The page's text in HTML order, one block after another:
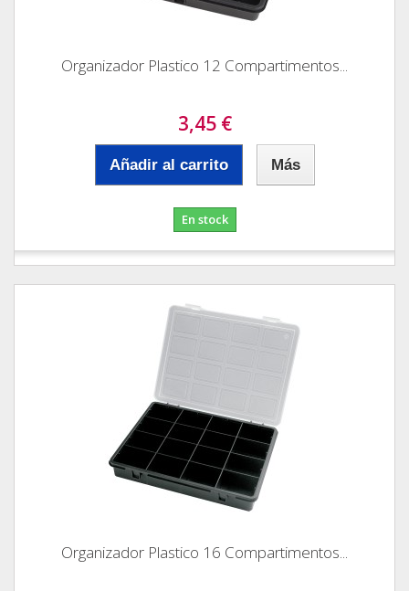
Organizador Plastico 12 Compartimentos...
3,45 €
Añadir al carrito Más
En stock
Organizador Plastico 16 Compartimentos...